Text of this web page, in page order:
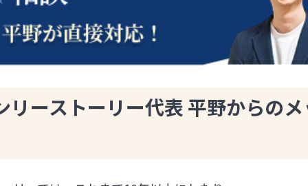
リーストーリー代表 平野からの